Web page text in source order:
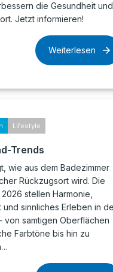
die Gesundheit und
Jetzt informieren!
Weiterlesen
Lifestyle
Trends
wie aus dem Badezimmer
Rückzugsort wird. Die
stellen Harmonie,
und sinnliches Erleben in
von samtigen Oberflächen
Farbtöne bis hin zu